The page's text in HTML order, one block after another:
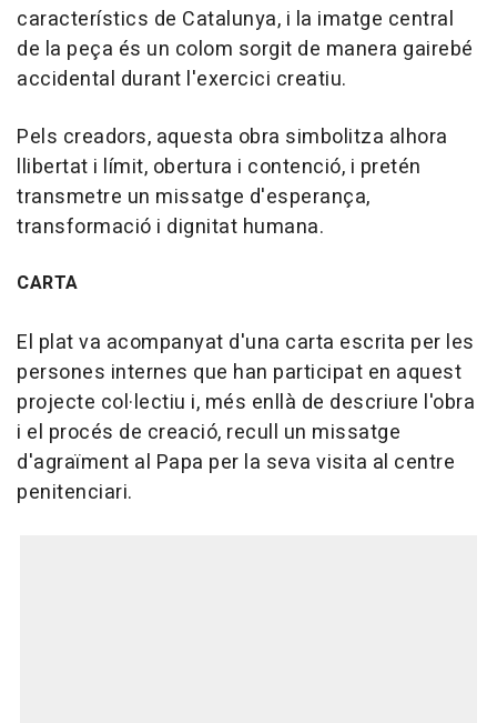
característics de Catalunya, i la imatge central
de la peça és un colom sorgit de manera gairebé
accidental durant l'exercici creatiu.
Pels creadors, aquesta obra simbolitza alhora
llibertat i límit, obertura i contenció, i pretén
transmetre un missatge d'esperança,
transformació i dignitat humana.
CARTA
El plat va acompanyat d'una carta escrita per les
persones internes que han participat en aquest
projecte col·lectiu i, més enllà de descriure l'obra
i el procés de creació, recull un missatge
d'agraïment al Papa per la seva visita al centre
penitenciari.